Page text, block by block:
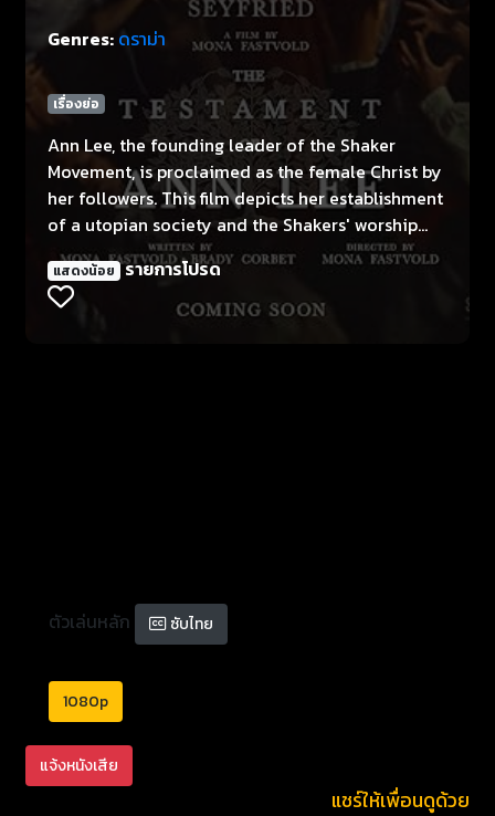
Genres: ดราม่า
เรื่องย่อ
Ann Lee, the founding leader of the Shaker
Movement, is proclaimed as the female Christ by
her followers. This film depicts her establishment
of a utopian society and the Shakers' worship
through song and dance, based on real events.
แสดงน้อย รายการโปรด
ตัวเล่นหลัก ซับไทย
1080p
แจ้งหนังเสีย
แชร์ให้เพื่อนดูด้วย